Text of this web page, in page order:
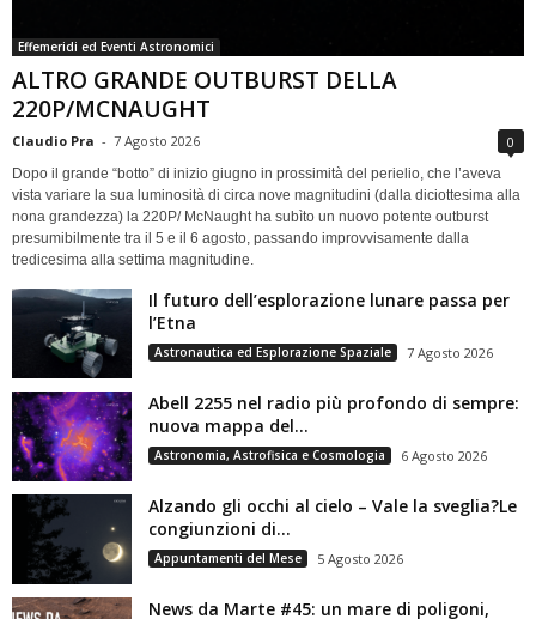
Effemeridi ed Eventi Astronomici
ALTRO GRANDE OUTBURST DELLA
220P/MCNAUGHT
Claudio Pra - 7 Agosto 2026 0
Dopo il grande “botto” di inizio giugno in prossimità del perielio, che l’aveva
vista variare la sua luminosità di circa nove magnitudini (dalla diciottesima alla
nona grandezza) la 220P/ McNaught ha subìto un nuovo potente outburst
presumibilmente tra il 5 e il 6 agosto, passando improvvisamente dalla
tredicesima alla settima magnitudine.
Il futuro dell’esplorazione lunare passa per
l’Etna
Astronautica ed Esplorazione Spaziale 7 Agosto 2026
Abell 2255 nel radio più profondo di sempre:
nuova mappa del...
Astronomia, Astrofisica e Cosmologia 6 Agosto 2026
Alzando gli occhi al cielo – Vale la sveglia?Le
congiunzioni di...
Appuntamenti del Mese 5 Agosto 2026
News da Marte #45: un mare di poligoni,